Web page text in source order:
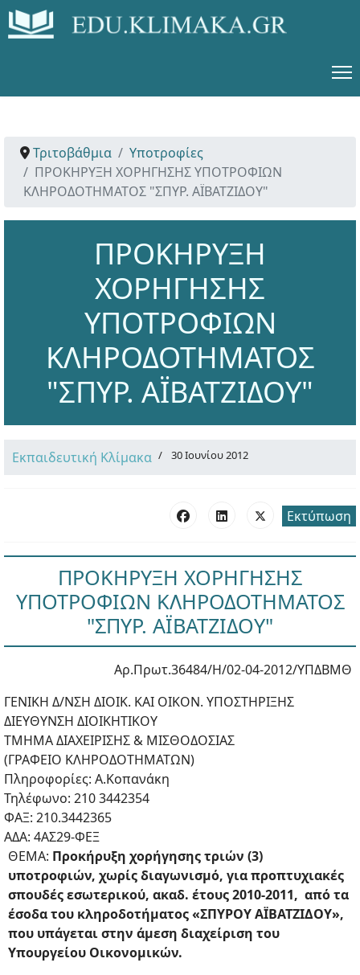
Τριτοβάθμια
Υποτροφίες
ΠΡΟΚΗΡΥΞΗ ΧΟΡΗΓΗΣΗΣ ΥΠΟΤΡΟΦΙΩΝ
ΚΛΗΡΟΔΟΤΗΜΑΤΟΣ "ΣΠΥΡ. ΑΪΒΑΤΖΙΔΟΥ"
ΠΡΟΚΗΡΥΞΗ
ΧΟΡΗΓΗΣΗΣ
ΥΠΟΤΡΟΦΙΩΝ
ΚΛΗΡΟΔΟΤΗΜΑΤΟΣ
"ΣΠΥΡ. ΑΪΒΑΤΖΙΔΟΥ"
Εκπαιδευτική Κλίμακα 30 Ιουνίου 2012
Εκτύπωση
ΠΡΟΚΗΡΥΞΗ ΧΟΡΗΓΗΣΗΣ
ΥΠΟΤΡΟΦΙΩΝ ΚΛΗΡΟΔΟΤΗΜΑΤΟΣ
"ΣΠΥΡ. ΑΪΒΑΤΖΙΔΟΥ"
Αρ.Πρωτ.36484/Η/02-04-2012/ΥΠΔΒΜΘ
ΓΕΝΙΚΗ Δ/ΝΣΗ ΔΙΟΙΚ. ΚΑΙ OIKON. ΥΠΟΣΤΗΡΙΞΗΣ
ΔΙΕΥΘΥΝΣΗ ΔΙΟΙΚΗΤΙΚΟΥ
ΤΜΗΜΑ ΔΙΑΧΕΙΡΙΣΗΣ & ΜΙΣΘΟΔΟΣΙΑΣ
(ΓΡΑΦΕΙΟ ΚΛΗΡΟΔΟΤΗΜΑΤΩΝ)
Πληροφορίες: Α.Κοπανάκη
Τηλέφωνο: 210 3442354
ΦΑΞ: 210.3442365
ΑΔΑ: 4ΑΣ29-ΦΕΞ
ΘΕΜΑ: Προκήρυξη χορήγησης τριών (3)
υποτροφιών, χωρίς διαγωνισμό, για προπτυχιακές
σπουδές εσωτερικού, ακαδ. έτους 2010-2011, από τα
έσοδα του κληροδοτήματος «ΣΠΥΡΟΥ ΑΪBATZIΔOY»,
που υπάγεται στην άμεση διαχείριση του
Υπουργείου Οικονομικών.